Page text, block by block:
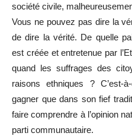
société civile,
Vous ne pouvez pas dire la
de dire la vérité. De quelle
est créée et entretenue par
quand les suffrages des
raisons ethniques ? C’est-
gagner que dans son fief
faire comprendre à l’opinion
parti communautaire.